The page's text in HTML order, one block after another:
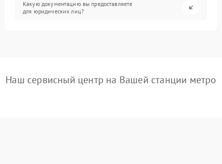
Какую документацию вы предоставляете
для юридических лиц?
Наш сервисный центр на Вашей станции метро